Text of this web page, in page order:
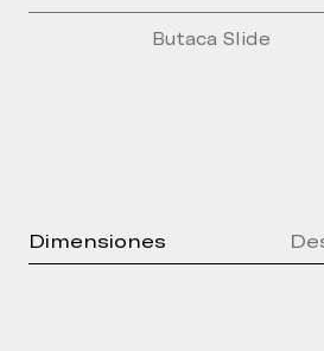
Butaca Slide
Dimensiones